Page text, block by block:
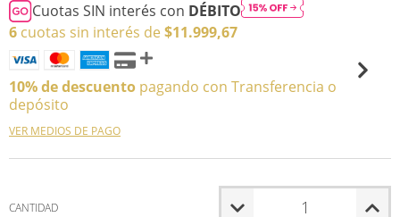
Cuotas SIN interés con DÉBITO
6 cuotas sin interés de $11.999,67
10% de descuento pagando con Transferencia o
depósito
VER MEDIOS DE PAGO
CANTIDAD